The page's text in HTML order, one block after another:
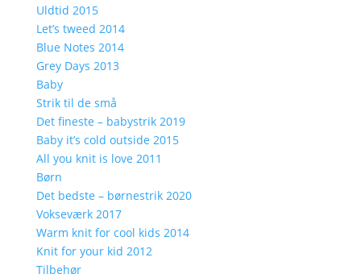
Uldtid 2015
Let’s tweed 2014
Blue Notes 2014
Grey Days 2013
Baby
Strik til de små
Det fineste – babystrik 2019
Baby it’s cold outside 2015
All you knit is love 2011
Børn
Det bedste – børnestrik 2020
Vokseværk 2017
Warm knit for cool kids 2014
Knit for your kid 2012
Tilbehør